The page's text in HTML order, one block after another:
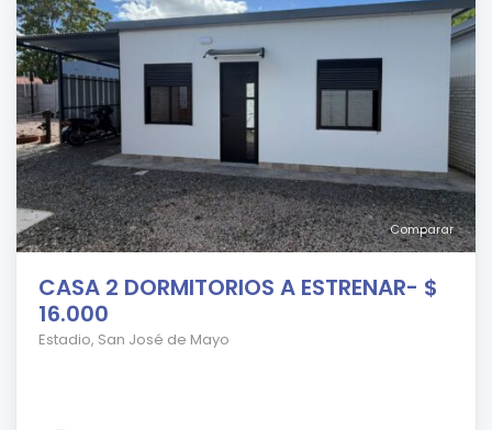
Comparar
CASA 2 DORMITORIOS A ESTRENAR- $
16.000
Estadio, San José de Mayo